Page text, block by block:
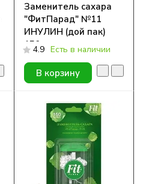
Заменитель сахара
"ФитПарад" №11
ИНУЛИН (дой пак)
150 гр.
4.9 Есть в наличии
В корзину